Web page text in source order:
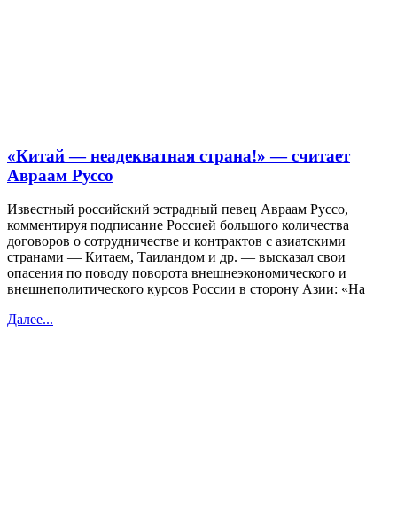
«Китай — неадекватная страна!» — считает
Авраам Руссо
Известный российский эстрадный певец Авраам Руссо,
комментируя подписание Россией большого количества
договоров о сотрудничестве и контрактов с азиатскими
странами — Китаем, Таиландом и др. — высказал свои
опасения по поводу поворота внешнеэкономического и
внешнеполитического курсов России в сторону Азии: «На
Далее...